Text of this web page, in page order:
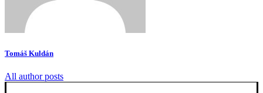
Tomáš Kuldán
All author posts